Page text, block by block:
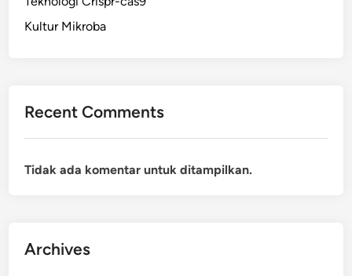
Kultur Mikroba
Recent Comments
Tidak ada komentar untuk ditampilkan.
Archives